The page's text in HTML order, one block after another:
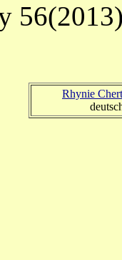
Rhynie